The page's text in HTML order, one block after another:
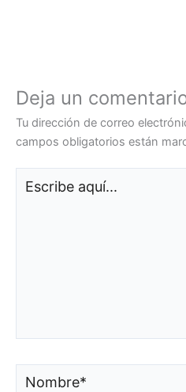
Deja un
Tu dirección de correo
campos obligatorios están
aquí...